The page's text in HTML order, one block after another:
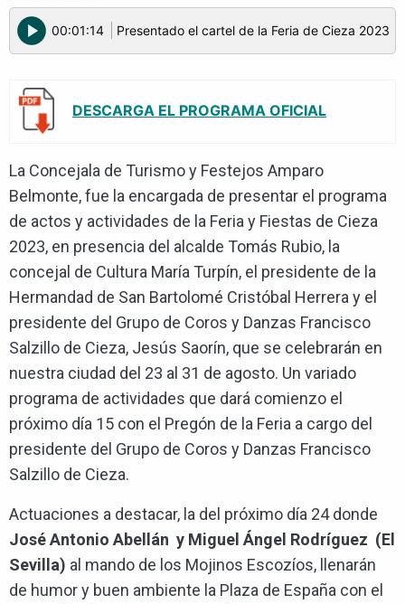
play_circle 00:01:14 Presentado el cartel de la Feria de Cieza 2023
DESCARGA EL PROGRAMA OFICIAL
La Concejala de Turismo y Festejos Amparo
Belmonte, fue la encargada de presentar el programa
de actos y actividades de la Feria y Fiestas de Cieza
2023, en presencia del alcalde Tomás Rubio, la
concejal de Cultura María Turpín, el presidente de la
Hermandad de San Bartolomé Cristóbal Herrera y el
presidente del Grupo de Coros y Danzas Francisco
Salzillo de Cieza, Jesús Saorín, que se celebrarán en
nuestra ciudad del 23 al 31 de agosto. Un variado
programa de actividades que dará comienzo el
próximo día 15 con el Pregón de la Feria a cargo del
presidente del Grupo de Coros y Danzas Francisco
Salzillo de Cieza.
Actuaciones a destacar, la del próximo día 24 donde
José Antonio Abellán y Miguel Ángel Rodríguez (El
Sevilla) al mando de los Mojinos Escozíos, llenarán
de humor y buen ambiente la Plaza de España con el